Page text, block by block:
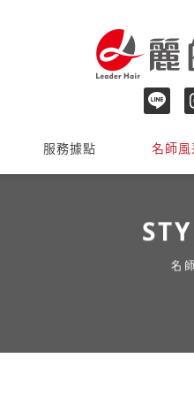
服務據點 名師風